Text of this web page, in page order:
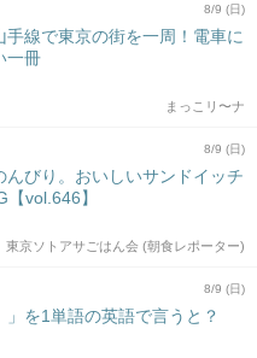
8/9 (日)
手線で東京の街を一周！電車に
一冊
まっこリ〜ナ
8/9 (日)
んびり。おいしいサンドイッチ
vol.646】
東京ソトアサごはん会 (朝食レポーター)
8/9 (日)
を1単語の英語で言うと？